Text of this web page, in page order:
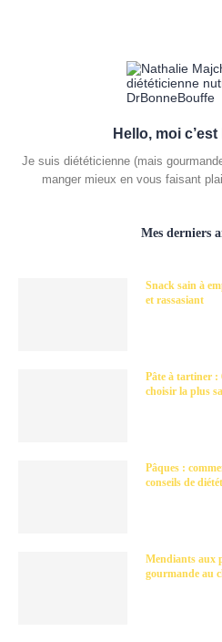
Hello, moi
Je suis diététicienne (mais
manger mieux en vous faisant
Mes derniers
Snack sain à
et rassasiant
Pâte à tartiner :
choisir la plus
Pâques :
conseils de
Mendiants aux
gourmande au